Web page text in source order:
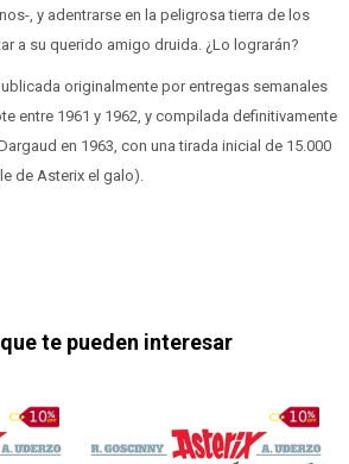
, y adentrarse en la peligrosa tierra de los
a su querido amigo druida. ¿Lo lograrán?
originalmente por entregas semanales
entre 1961 y 1962, y compilada definitivamente
en 1963, con una tirada inicial de 15.000
de Asterix el galo).
te pueden interesar